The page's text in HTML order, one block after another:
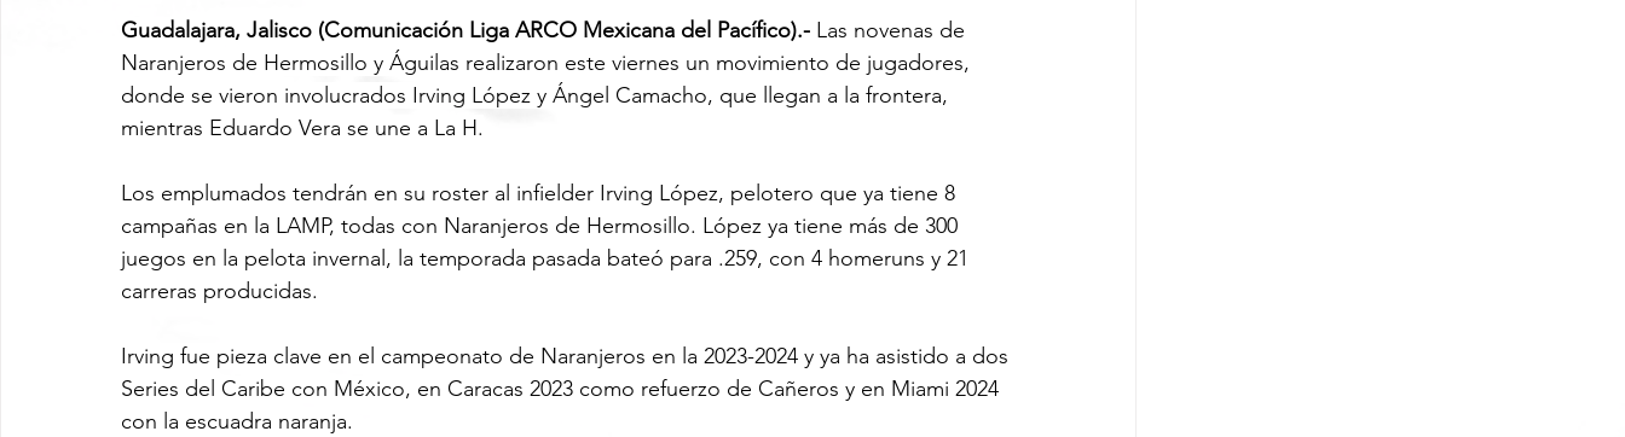
Guadalajara, Jalisco (Comunicación Liga ARCO Mexicana del Pacífico).- Las novenas de
Naranjeros de Hermosillo y Águilas realizaron este viernes un movimiento de jugadores,
donde se vieron involucrados Irving López y Ángel Camacho, que llegan a la frontera,
mientras Eduardo Vera se une a La H.
Los emplumados tendrán en su roster al infielder Irving López, pelotero que ya tiene 8
campañas en la LAMP, todas con Naranjeros de Hermosillo. López ya tiene más de 300
juegos en la pelota invernal, la temporada pasada bateó para .259, con 4 homeruns y 21
carreras producidas.
Irving fue pieza clave en el campeonato de Naranjeros en la 2023-2024 y ya ha asistido a dos
Series del Caribe con México, en Caracas 2023 como refuerzo de Cañeros y en Miami 2024
con la escuadra naranja.